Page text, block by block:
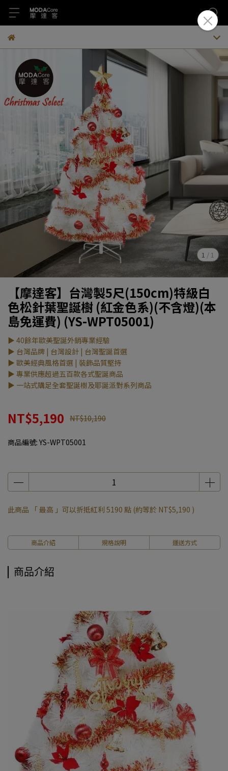
1 / 1
【摩達客】台灣製5尺(150cm)特級白
色松針葉聖誕樹 (紅金色系)(不含燈)(本
島免運費) (YS-WPT05001)
▶ 40餘年歐美聖誕外銷專業經驗
▶ 台灣品牌 | 台灣設計 | 台灣聖誕首選
▶ 歐美經典風格首選 | 裝飾品質堅持
▶ 專業供應超過五百款各式聖誕商品
▶ 一站式購足全套聖誕樹及耶誕派對系列商品
NT$5,190 NT$10,190
商品編號: YS-WPT05001
此商品 「 最高 」可以折抵紅利 5190 點 (約等於 NT$5,190 )
商品介紹 規格說明 運送方式
商品介紹